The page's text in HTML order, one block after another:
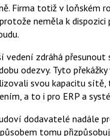
Firma totiž v loňském
neměla k
vedení zdráhá
odezvy. Tyto
svou kapacitu sítě,
a to i pro ERP a
dodavatelé nadále
tomu